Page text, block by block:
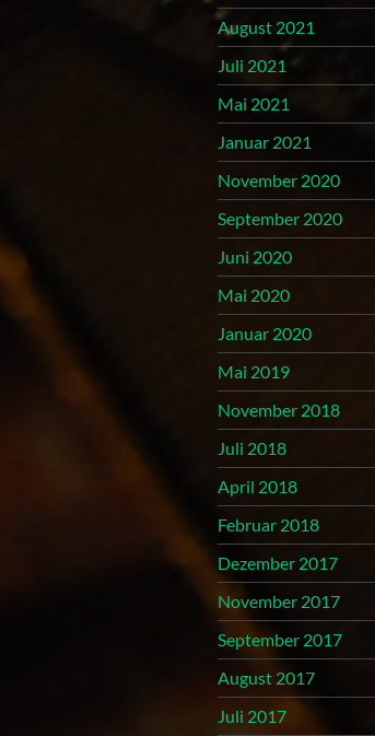
August 2021
Juli 2021
Mai 2021
Januar 2021
November 2020
September 2020
Juni 2020
Mai 2020
Januar 2020
Mai 2019
November 2018
Juli 2018
April 2018
Februar 2018
Dezember 2017
November 2017
September 2017
August 2017
Juli 2017